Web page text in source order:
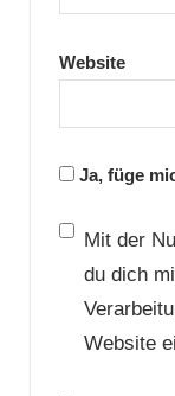
Website
Ja, füge
Mit der
du dich
Website